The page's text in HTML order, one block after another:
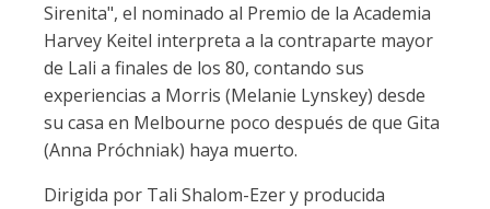
Sirenita", el nominado al Premio de la Academia
Harvey Keitel interpreta a la contraparte mayor
de Lali a finales de los 80, contando sus
experiencias a Morris (Melanie Lynskey) desde
su casa en Melbourne poco después de que Gita
(Anna Próchniak) haya muerto.
Dirigida por Tali Shalom-Ezer y producida